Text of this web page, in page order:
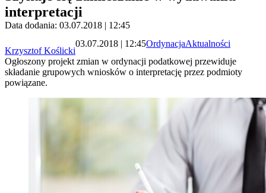
interpretacji
Data dodania: 03.07.2018 | 12:45
Krzysztof Koślicki
03.07.2018 | 12:45OrdynacjaAktualności
Ogłoszony projekt zmian w ordynacji podatkowej przewiduje
składanie grupowych wniosków o interpretację przez podmioty
powiązane.